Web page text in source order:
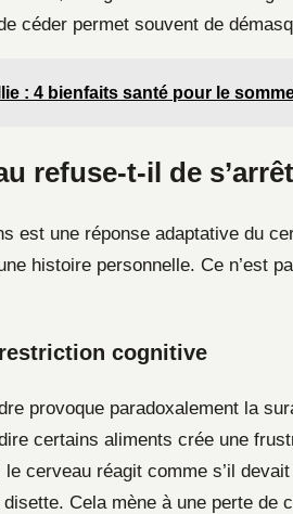
céder permet souvent de
: 4 bienfaits santé pour le
refuse-t-il de
est une réponse adaptative du
histoire personnelle. Ce n’est
cognitive
provoque paradoxalement la
certains aliments crée une
cerveau réagit comme s’il
Cela mène à une perte de